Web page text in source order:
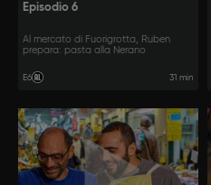
Episodio 6
Al mercato di Fuorigrotta, Ruben
prepara: pasta alla Nerano
E6 31 min